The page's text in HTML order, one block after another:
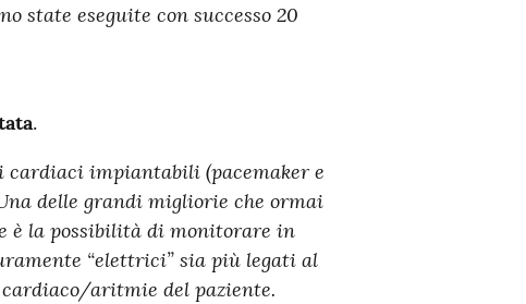
state eseguite con successo 20
.
cardiaci impiantabili (pacemaker e
delle grandi migliorie che ormai
è la possibilità di monitorare in
“elettrici” sia più legati al
aritmie del paziente.